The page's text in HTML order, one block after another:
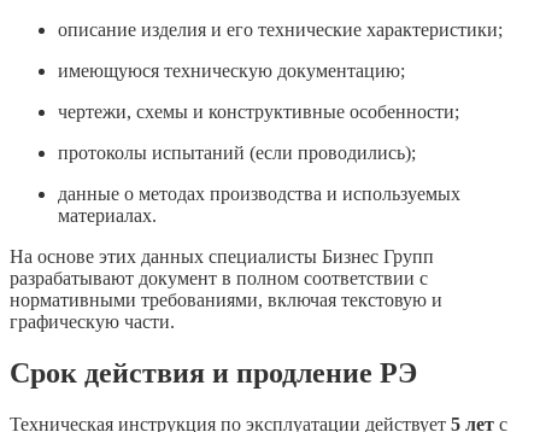
описание изделия и его технические характеристики;
имеющуюся техническую документацию;
чертежи, схемы и конструктивные особенности;
протоколы испытаний (если проводились);
данные о методах производства и используемых
материалах.
На основе этих данных специалисты Бизнес Групп
разрабатывают документ в полном соответствии с
нормативными требованиями, включая текстовую и
графическую части.
Срок действия и продление РЭ
Техническая инструкция по эксплуатации действует 5 лет с